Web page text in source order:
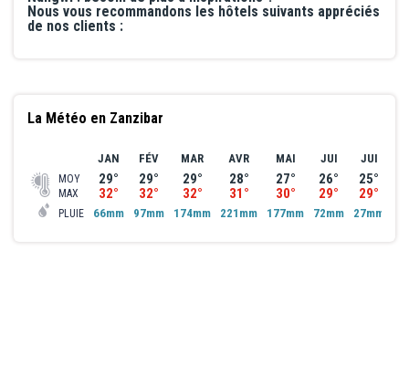
Nous vous recommandons les hôtels suivants appréciés
de nos clients :
La Météo en Zanzibar
MOY
MAX
PLUIE
JAN
29°
32°
66mm
FÉV
29°
32°
97mm
MAR
29°
32°
174mm
AVR
28°
31°
221mm
MAI
27°
30°
177mm
JUI
26°
29°
72mm
JUI
25°
29°
27mm